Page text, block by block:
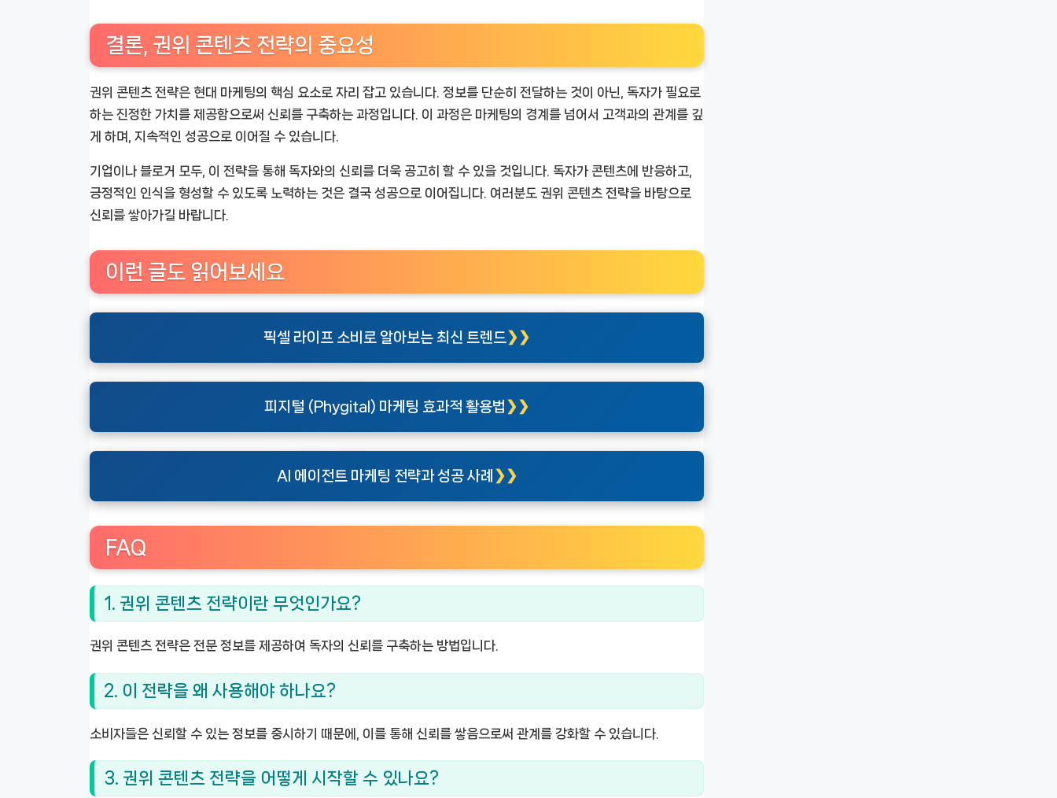
결론, 권위 콘텐츠 전략의 중요성
권위 콘텐츠 전략은 현대 마케팅의 핵심 요소로 자리 잡고 있습니다. 정보를 단순히 전달하는 것이 아닌, 독자가 필요로
하는 진정한 가치를 제공함으로써 신뢰를 구축하는 과정입니다. 이 과정은 마케팅의 경계를 넘어서 고객과의 관계를 깊
게 하며, 지속적인 성공으로 이어질 수 있습니다.
기업이나 블로거 모두, 이 전략을 통해 독자와의 신뢰를 더욱 공고히 할 수 있을 것입니다. 독자가 콘텐츠에 반응하고,
긍정적인 인식을 형성할 수 있도록 노력하는 것은 결국 성공으로 이어집니다. 여러분도 권위 콘텐츠 전략을 바탕으로
신뢰를 쌓아가길 바랍니다.
이런 글도 읽어보세요
픽셀 라이프 소비로 알아보는 최신 트렌드
피지털 (Phygital) 마케팅 효과적 활용법
AI 에이전트 마케팅 전략과 성공 사례
FAQ
1. 권위 콘텐츠 전략이란 무엇인가요?
권위 콘텐츠 전략은 전문 정보를 제공하여 독자의 신뢰를 구축하는 방법입니다.
2. 이 전략을 왜 사용해야 하나요?
소비자들은 신뢰할 수 있는 정보를 중시하기 때문에, 이를 통해 신뢰를 쌓음으로써 관계를 강화할 수 있습니다.
3. 권위 콘텐츠 전략을 어떻게 시작할 수 있나요?